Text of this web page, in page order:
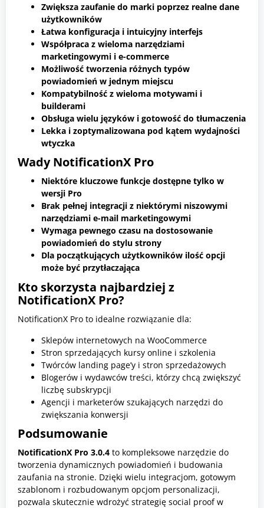
Zwiększa zaufanie do marki poprzez realne dane
użytkowników
Łatwa konfiguracja i intuicyjny interfejs
Współpraca z wieloma narzędziami
marketingowymi i e-commerce
Możliwość tworzenia różnych typów
powiadomień w jednym miejscu
Kompatybilność z wieloma motywami i
builderami
Obsługa wielu języków i gotowość do tłumaczenia
Lekka i zoptymalizowana pod kątem wydajności
wtyczka
Wady NotificationX Pro
Niektóre kluczowe funkcje dostępne tylko w
wersji Pro
Brak pełnej integracji z niektórymi niszowymi
narzędziami e-mail marketingowymi
Wymaga pewnego czasu na dostosowanie
powiadomień do stylu strony
Dla początkujących użytkowników ilość opcji
może być przytłaczająca
Kto skorzysta najbardziej z
NotificationX Pro?
NotificationX Pro to idealne rozwiązanie dla:
Sklepów internetowych na WooCommerce
Stron sprzedających kursy online i szkolenia
Twórców landing page’y i stron sprzedażowych
Blogerów i wydawców treści, którzy chcą zwiększyć
liczbę subskrypcji
Agencji i marketerów szukających narzędzi do
zwiększania konwersji
Podsumowanie
NotificationX Pro 3.0.4 to kompleksowe narzędzie do
tworzenia dynamicznych powiadomień i budowania
zaufania na stronie. Dzięki wielu integracjom, gotowym
szablonom i rozbudowanym opcjom personalizacji,
pozwala skutecznie wdrożyć strategię social proof w